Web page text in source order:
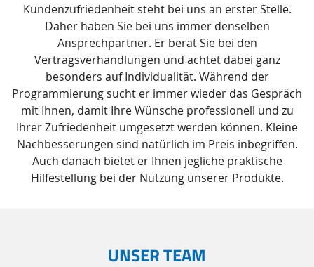
Kundenzufriedenheit steht bei uns an erster Stelle.
Daher haben Sie bei uns immer denselben
Ansprechpartner. Er berät Sie bei den
Vertragsverhandlungen und achtet dabei ganz
besonders auf Individualität. Während der
Programmierung sucht er immer wieder das Gespräch
mit Ihnen, damit Ihre Wünsche professionell und zu
Ihrer Zufriedenheit umgesetzt werden können. Kleine
Nachbesserungen sind natürlich im Preis inbegriffen.
Auch danach bietet er Ihnen jegliche praktische
Hilfestellung bei der Nutzung unserer Produkte.
UNSER TEAM